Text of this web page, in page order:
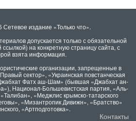
издание «Только что».
допускается только с обязательной
ссылкой) на конкретную страницу сайта, с
взята информация.
организации, запрещенные в
сектор», «Украинская повстанческая
Фатх аш-Шам» (бывшая «Джабхат ан-
Национал-Большевистская партия, «Аль-
«Меджлис крымско-татарского
«Мизантропик Дивижн», «Братство»
«Артподготовка».
Контакты